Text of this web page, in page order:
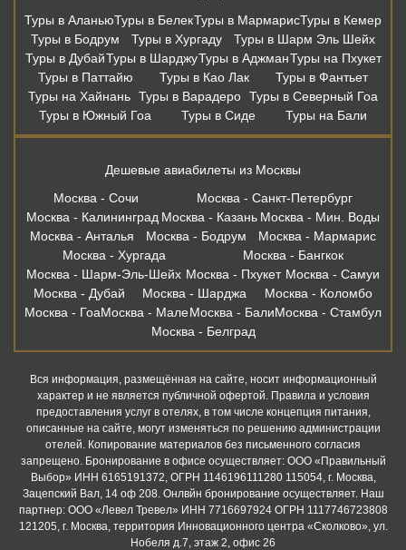
Туры в АланьюТуры в БелекТуры в МармарисТуры в Кемер
Туры в Бодрум
Туры в Хургаду
Туры в Шарм Эль Шейх
Туры в ДубайТуры в ШарджуТуры в АджманТуры на Пхукет
Туры в Паттайю
Туры в Као Лак
Туры в Фантьет
Туры на Хайнань Туры в Варадеро Туры в Северный Гоа
Туры в Южный Гоа
Туры в Сиде Туры на Бали
Дешевые авиабилеты из Москвы
Москва - Сочи
Москва - Санкт-Петербург
Москва - Калининград Москва - Казань Москва - Мин. Воды
Москва - Анталья
Москва - Бодрум
Москва - Мармарис
Москва - Хургада
Москва - Бангкок
Москва - Шарм-Эль-Шейх Москва - Пхукет Москва - Самуи
Москва - Дубай
Москва - Шарджа
Москва - Коломбо
Москва - ГоаМосква - МалеМосква - БалиМосква - Стамбул
Москва - Белград
Вся информация, размещённая на сайте, носит информационный
характер и не является публичной офертой. Правила и условия
предоставления услуг в отелях, в том числе концепция питания,
описанные на сайте, могут изменяться по решению администрации
отелей. Копирование материалов без письменного согласия
запрещено. Бронирование в офисе осуществляет: ООО «Правильный
Выбор» ИНН 6165191372, ОГРН 1146196111280 115054, г. Москва,
Зацепский Вал, 14 оф 208. Онлвйн бронирование осуществляет. Наш
партнер: ООО «Левел Тревел» ИНН 7716697924 ОГРН 1117746723808
121205, г. Москва, территория Инновационного центра «Сколково», ул.
Нобеля д.7, этаж 2, офис 26